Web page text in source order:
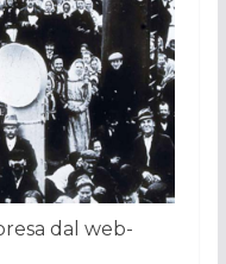
dal web-